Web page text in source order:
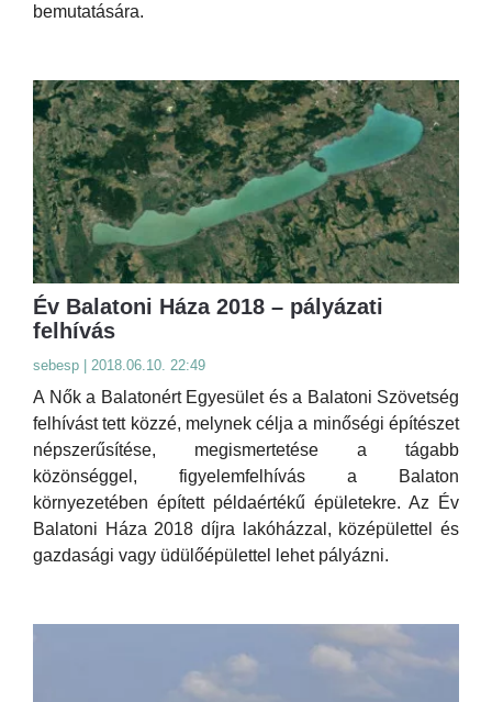
bemutatására.
Év Balatoni Háza 2018 – pályázati
felhívás
sebesp | 2018.06.10. 22:49
A Nők a Balatonért Egyesület és a Balatoni Szövetség
felhívást tett közzé, melynek célja a minőségi építészet
népszerűsítése, megismertetése a tágabb
közönséggel, figyelemfelhívás a Balaton
környezetében épített példaértékű épületekre. Az Év
Balatoni Háza 2018 díjra lakóházzal, középülettel és
gazdasági vagy üdülőépülettel lehet pályázni.